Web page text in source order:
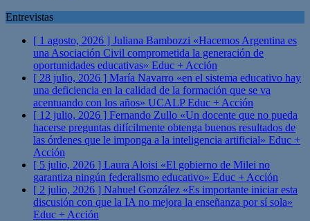
Entrevistas
[ 1 agosto, 2026 ] Juliana Bambozzi «Hacemos Argentina es
una Asociación Civil comprometida la generación de
oportunidades educativas» Educ + Acción
[ 28 julio, 2026 ] María Navarro «en el sistema educativo hay
una deficiencia en la calidad de la formación que se va
acentuando con los años» UCALPEduc + Acción
[ 12 julio, 2026 ] Fernando Zullo «Un docente que no pueda
hacerse preguntas difícilmente obtenga buenos resultados de
las órdenes que le imponga a la inteligencia artificial» Educ +
Acción
[ 5 julio, 2026 ] Laura Aloisi «El gobierno de Milei no
garantiza ningún federalismo educativo» Educ + Acción
[ 2 julio, 2026 ] Nahuel González «Es importante iniciar esta
discusión con que la IA no mejora la enseñanza por sí sola»
Educ + Acción